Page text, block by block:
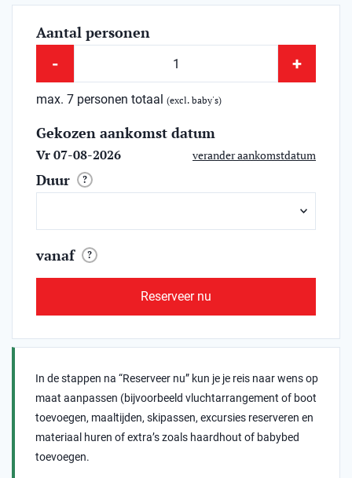
Aantal personen
- +
max. 7 personen totaal (excl. baby's)
Gekozen aankomst datum
Vr 07-08-2026 verander aankomstdatum
Duur ?
vanaf ?
Reserveer nu
In de stappen na “Reserveer nu” kun je je reis naar wens op
maat aanpassen (bijvoorbeeld vluchtarrangement of boot
toevoegen, maaltijden, skipassen, excursies reserveren en
materiaal huren of extra’s zoals haardhout of babybed
toevoegen.